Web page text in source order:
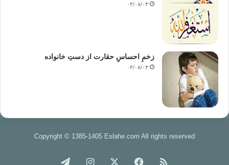
۰۴/۰۸/۰۳
زخمِ احساسِ حقارت از دستِ خانواده
۰۴/۰۸/۰۳
Copyright © 1385-1405 Eslahe.com All rights reserved
خوراک فیس اینستاگرام